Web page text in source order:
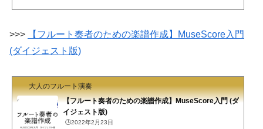
か？吹奏楽では割とよくあります。他の楽器の人数足りない他...
>>>
【フルート奏者のための楽譜作成】MuseScore入門
(ダイジェスト版)
大人のフルート演奏
【フルート奏者のための楽譜作成】MuseScore入門 (ダ
イジェスト版)
🕒️2022年2月23日